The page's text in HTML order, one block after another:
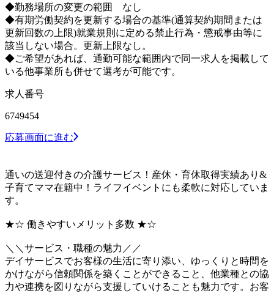
◆勤務場所の変更の範囲 なし
◆有期労働契約を更新する場合の基準(通算契約期間または
更新回数の上限)就業規則に定める禁止行為・懲戒事由等に
該当しない場合。更新上限なし。
◆ご希望があれば、通勤可能な範囲内で同一求人を掲載して
いる他事業所も併せて選考が可能です。
求人番号
6749454
応募画面に進む
通いの送迎付きの介護サービス！産休・育休取得実績あり&
子育てママ在籍中！ライフイベントにも柔軟に対応していま
す。
★☆ 働きやすいメリット多数 ★☆
＼＼サービス・職種の魅力／／
デイサービスでお客様の生活に寄り添い、ゆっくりと時間を
かけながら信頼関係を築くことができること、他業種との協
力や連携を図りながら支援していけることも魅力です。お客